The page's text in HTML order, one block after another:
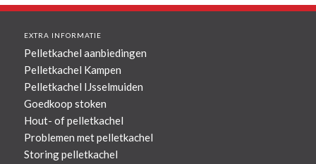
EXTRA INFORMATIE
Pelletkachel aanbiedingen
Pelletkachel Kampen
Pelletkachel IJsselmuiden
Goedkoop stoken
Hout- of pelletkachel
Problemen met pelletkachel
Storing pelletkachel